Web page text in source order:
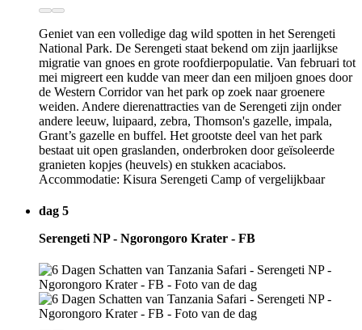
Geniet van een volledige dag wild spotten in het Serengeti
National Park. De Serengeti staat bekend om zijn jaarlijkse
migratie van gnoes en grote roofdierpopulatie. Van februari tot
mei migreert een kudde van meer dan een miljoen gnoes door
de Western Corridor van het park op zoek naar groenere
weiden. Andere dierenattracties van de Serengeti zijn onder
andere leeuw, luipaard, zebra, Thomson's gazelle, impala,
Grant’s gazelle en buffel. Het grootste deel van het park
bestaat uit open graslanden, onderbroken door geïsoleerde
granieten kopjes (heuvels) en stukken acaciabos.
Accommodatie: Kisura Serengeti Camp of vergelijkbaar
dag 5
Serengeti NP - Ngorongoro Krater - FB